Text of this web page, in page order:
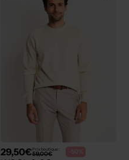
29,50€Prix boutique :
59,00€ -50%